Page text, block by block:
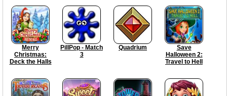
Merry
Christmas:
Deck the Halls
PillPop - Match
3
Quadrium
Save
Halloween 2:
Travel to Hell